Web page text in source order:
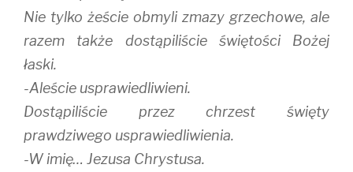
Nie tylko żeście obmyli zmazy grzechowe, ale
razem także dostąpiliście świętości Bożej
łaski.
-Aleście usprawiedliwieni.
Dostąpiliście przez chrzest święty
prawdziwego usprawiedliwienia.
-W imię… Jezusa Chrystusa.